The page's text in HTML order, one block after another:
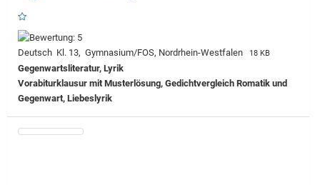
Deutsch Kl. 13, Gymnasium/FOS, Nordrhein-Westfalen 18 KB
Gegenwartsliteratur, Lyrik
Vorabiturklausur mit Musterlösung, Gedichtvergleich Romatik und
Gegenwart, Liebeslyrik